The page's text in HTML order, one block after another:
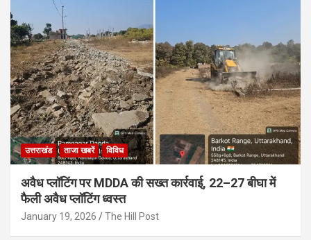
उत्तराखंड ताजा खबरें विविध
अवैध प्लॉटिंग पर MDDA की सख्त कार्रवाई, 22–27 बीघा में
फैली अवैध प्लॉटिंग ध्वस्त
January 19, 2026 The Hill Post